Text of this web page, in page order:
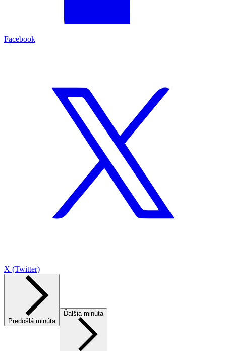
Facebook
X (Twitter)
Predošlá minúta
Ďalšia minúta